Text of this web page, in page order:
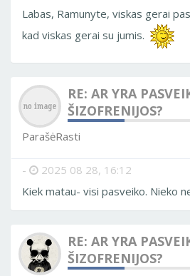
Labas, Ramunyte, viskas gerai
kad viskas gerai su jumis.
RE: AR YRA
ŠIZOFRENIJOS?
ParašėRasti
- 2025 08 28, 16:12
Kiek matau- visi pasveiko. Nieko
RE: AR YRA
ŠIZOFRENIJOS?